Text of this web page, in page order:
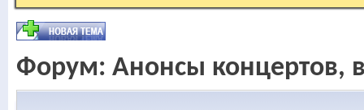
Форум: Анонсы концертов,